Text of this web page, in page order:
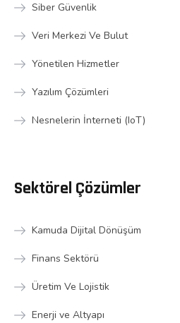
Siber Güvenlik
Veri Merkezi Ve Bulut
Yönetilen Hizmetler
Yazılım Çözümleri
Nesnelerin İnterneti (IoT)
Sektörel Çözümler
Kamuda Dijital Dönüşüm
Finans Sektörü
Üretim Ve Lojistik
Enerji ve Altyapı